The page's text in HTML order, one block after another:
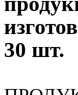
30 шт.